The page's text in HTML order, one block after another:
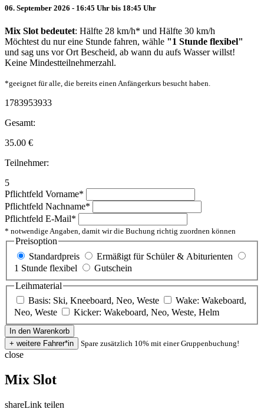
06. September 2026 - 16:45 Uhr bis 18:45 Uhr
Mix Slot bedeutet: Hälfte 28 km/h* und Hälfte 30 km/h
Möchtest du nur eine Stunde fahren, wähle "1 Stunde flexibel"
und sag uns vor Ort Bescheid, ab wann du aufs Wasser willst!
Keine Mindestteilnehmerzahl.
*geeignet für alle, die bereits einen Anfängerkurs besucht haben.
1783953933
Gesamt:
35.00 €
Teilnehmer:
5
Pflichtfeld Vorname*
Pflichtfeld Nachname*
Pflichtfeld E-Mail*
* notwendige Angaben, damit wir die Buchung richtig zuordnen können
Preisoption
Standardpreis
Ermäßigt für Schüler & Abiturienten
1 Stunde flexibel
Gutschein
Leihmaterial
Basis: Ski, Kneeboard, Neo, Weste
Wake: Wakeboard,
Neo, Weste
Kicker: Wakeboard, Neo, Weste, Helm
Spare zusätzlich 10% mit einer Gruppenbuchung!
close
Mix Slot
shareLink teilen